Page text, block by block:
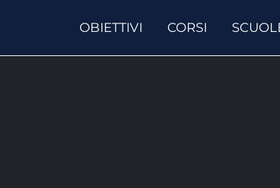
OBIETTIVI CORSI